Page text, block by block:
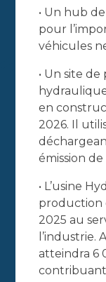
• Un hub
pour
véhicules
• Un site
en
2026. Il
émission de
• L’usine
production
2025 au
l’industrie.
atteindra 6
contribuant